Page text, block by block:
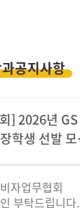
공지사항
] 2026년 GS
학생 선발
자업무협회
부탁드립니다.